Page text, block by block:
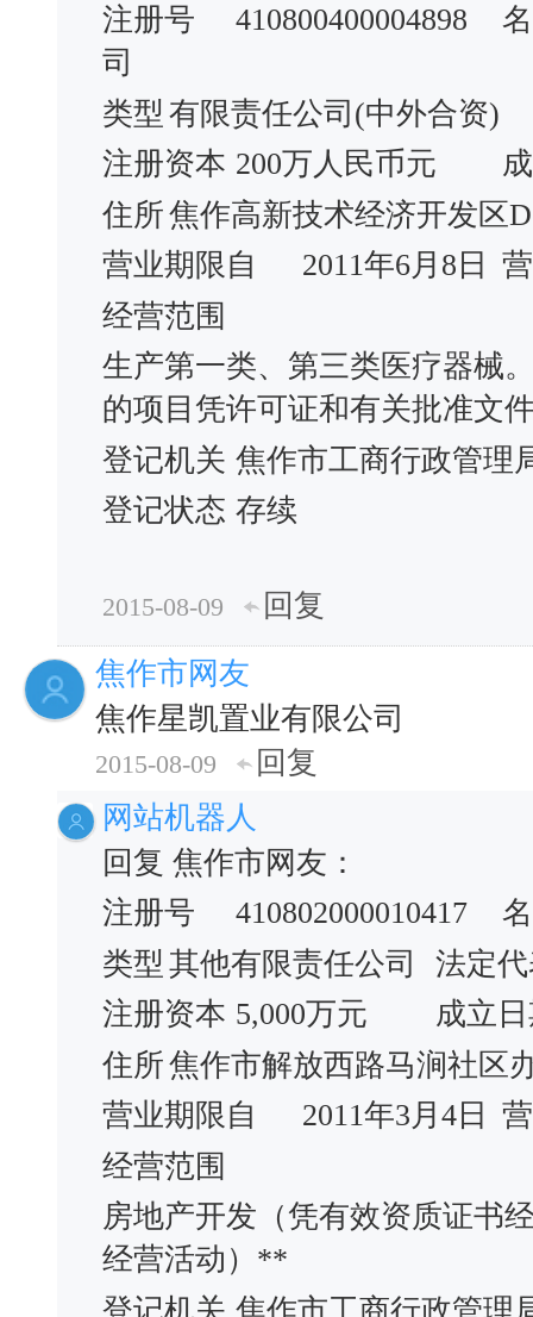
注册号
410800400004898
司
类型 有限责任公司(中外合资)
注册资本 200万人民币元
住所焦作高新技术经济开发区
营业期限自
2011年6月8日
经营范围
生产第一类、第三类医疗器械
的项目凭许可证和有关批准文
登记机关 焦作市工商行政管理
登记状态 存续
2015-08-09
回复
焦作市网友
焦作星凯置业有限公司
2015-08-09
回复
网站机器人
回复 焦作市网友：
注册号
410802000010417
类型 其他有限责任公司
法定
注册资本 5,000万元
成立
住所焦作市解放西路马涧社区
营业期限自
2011年3月4日
经营范围
房地产开发（凭有效资质证书
经营活动）**
登记机关 焦作市工商行政管理